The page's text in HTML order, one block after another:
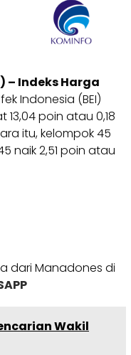
– Indeks Harga
Indonesia (BEI)
poin atau 0,18
itu, kelompok 45
naik 2,51 poin atau
dari Manadones di
Wakil